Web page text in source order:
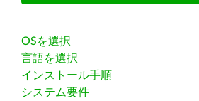
OSを選択
言語を選択
インストール手順
システム要件